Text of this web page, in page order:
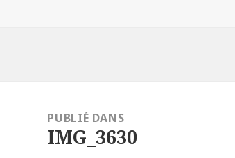
l’article
PUBLIÉ DANS
IMG_3630